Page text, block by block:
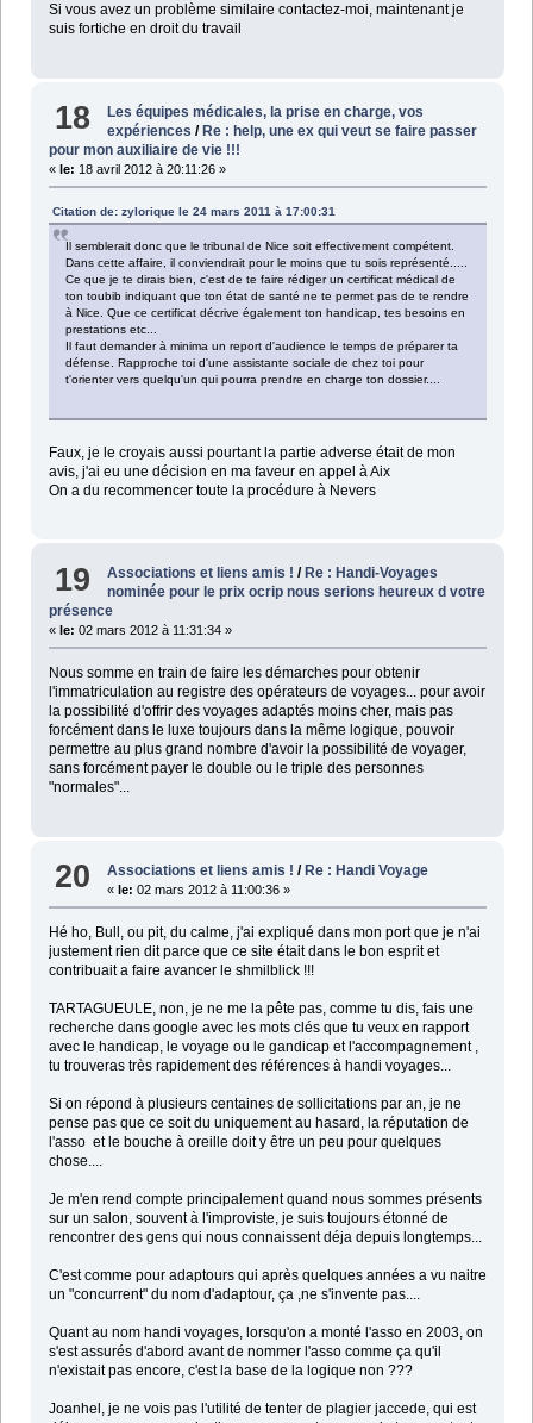
Si vous avez un problème similaire contactez-moi, maintenant je
suis fortiche en droit du travail
18
Les équipes médicales, la prise en charge, vos
expériences /Re : help, une ex qui veut se faire passer
pour mon auxiliaire de vie !!!
« le: 18 avril 2012 à 20:11:26 »
Citation de: zylorique le 24 mars 2011 à 17:00:31
Il semblerait donc que le tribunal de Nice soit effectivement compétent.
Dans cette affaire, il conviendrait pour le moins que tu sois représenté.....
Ce que je te dirais bien, c'est de te faire rédiger un certificat médical de
ton toubib indiquant que ton état de santé ne te permet pas de te rendre
à Nice. Que ce certificat décrive également ton handicap, tes besoins en
prestations etc...
Il faut demander à minima un report d'audience le temps de préparer ta
défense. Rapproche toi d'une assistante sociale de chez toi pour
t'orienter vers quelqu'un qui pourra prendre en charge ton dossier....
Faux, je le croyais aussi pourtant la partie adverse était de mon
avis, j'ai eu une décision en ma faveur en appel à Aix
On a du recommencer toute la procédure à Nevers
19 Associations et liens amis ! / Re : Handi-Voyages
nominée pour le prix ocrip nous serions heureux d votre
présence
« le: 02 mars 2012 à 11:31:34 »
Nous somme en train de faire les démarches pour obtenir
l'immatriculation au registre des opérateurs de voyages... pour avoir
la possibilité d'offrir des voyages adaptés moins cher, mais pas
forcément dans le luxe toujours dans la même logique, pouvoir
permettre au plus grand nombre d'avoir la possibilité de voyager,
sans forcément payer le double ou le triple des personnes
"normales"...
20 Associations et liens amis ! /Re : Handi Voyage
«le: 02 mars 2012 à 11:00:36 »
Hé ho, Bull, ou pit, du calme, j'ai expliqué dans mon port que je n'ai
justement rien dit parce que ce site était dans le bon esprit et
contribuait a faire avancer le shmilblick !!!
TARTAGUEULE, non, je ne me la pête pas, comme tu dis, fais une
recherche dans google avec les mots clés que tu veux en rapport
avec le handicap, le voyage ou le gandicap et l'accompagnement ,
tu trouveras très rapidement des références à handi voyages...
Si on répond à plusieurs centaines de sollicitations par an, je ne
pense pas que ce soit du uniquement au hasard, la réputation de
l'asso et le bouche à oreille doit y être un peu pour quelques
chose....
Je m'en rend compte principalement quand nous sommes présents
sur un salon, souvent à l'improviste, je suis toujours étonné de
rencontrer des gens qui nous connaissent déja depuis longtemps...
C'est comme pour adaptours qui après quelques années a vu naitre
un "concurrent" du nom d'adaptour, ça ,ne s'invente pas....
Quant au nom handi voyages, lorsqu'on a monté l'asso en 2003, on
s'est assurés d'abord avant de nommer l'asso comme ça qu'il
n'existait pas encore, c'est la base de la logique non ???
Joanhel, je ne vois pas l'utilité de tenter de plagier jaccede, qui est